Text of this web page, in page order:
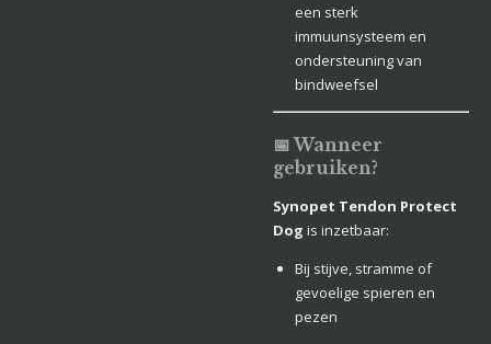
een sterk
immuunsysteem en
ondersteuning van
bindweefsel
📅 Wanneer
gebruiken?
Synopet Tendon Protect
Dog is inzetbaar:
Bij stijve, stramme of
gevoelige spieren en
pezen